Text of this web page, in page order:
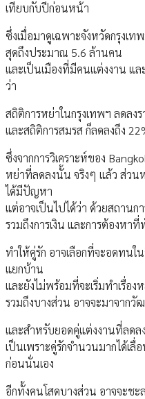
เทียบกับปีก่อนหน้า
ซึ่งเมื่อมาดูเฉพาะจังหวัดกรุงเ
สุดถึงประมาณ 5.6 ล้านคน
และเป็นเมืองที่มีคนแต่งงาน แ
ว่า
สถิติการหย่าในกรุงเทพฯ ลดลง
และสถิติการสมรส ก็ลดลงถึง
ซึ่งจากการวิเคราะห์ของ
หย่าที่ลดลงนั้น จริงๆ แล้ว ส่วน
ได้มีปัญหา
แต่อาจเป็นไปได้ว่า ด้วยสถานก
รวมถึงการเงิน และการต้องหา
ทำให้คู่รัก อาจเลือกที่จะอดทน
แยกบ้าน
และยังไม่พร้อมที่จะเริ่มทำเรื่อ
รวมถึงบางส่วน อาจจะมาจาก
และสำหรับยอดคู่แต่งงานที่ลดล
เป็นเพราะคู่รักจำนวนมากได้เลื่
ก่อนนั่นเอง
อีกทั้งคนโสดบางส่วน อาจจะชะ